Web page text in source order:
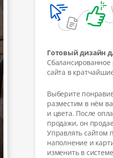
Готовый дизайн
Сбалансированное
сайта в
Выберите
разместим в нём
и цвета. После
продажи, он
Управлять сайтом
наполнение и
изменить в